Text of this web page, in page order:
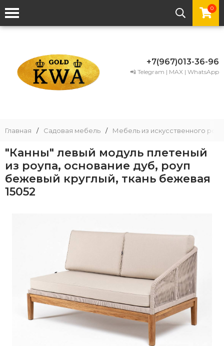
0
+7(967)013-36-96
📲 Telegram | MAX | WhatsApp
Главная / Садовая мебель / Мебель из искусственного
"Канны" левый модуль плетеный
из роупа, основание дуб, роуп
бежевый круглый, ткань бежевая
15052